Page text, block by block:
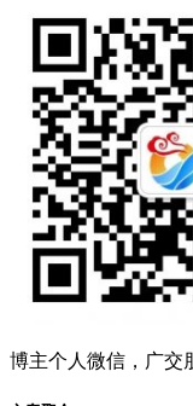
博主个人微信，广交